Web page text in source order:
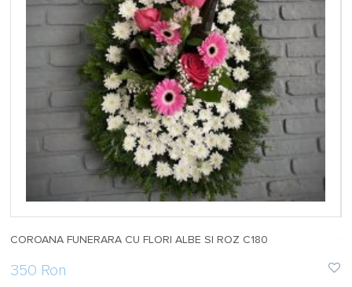
COROANA FUNERARA CU FLORI ALBE SI ROZ C180
350 Ron